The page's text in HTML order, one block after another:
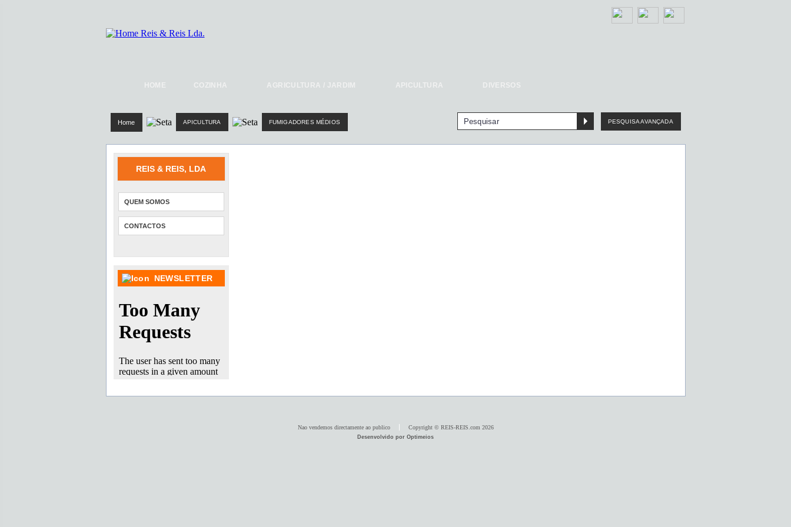
HOME COZINHA AGRICULTURA / JARDIM APICULTURA DIVERSOS
Home APICULTURA FUMIGADORES MÉDIOS PESQUISA AVANÇADA
REIS & REIS, LDA
QUEM SOMOS
CONTACTOS
NEWSLETTER
Nao vendemos directamente ao publico Copyright © REIS-REIS.com 2026
Desenvolvido por Optimeios